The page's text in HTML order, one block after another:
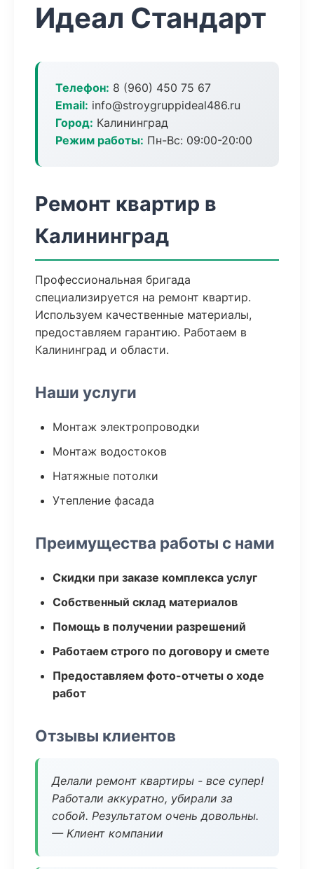
Идеал Стандарт
Телефон: 8 (960) 450 75 67
Email: info@stroygruppideal486.ru
Город: Калининград
Режим работы: Пн-Вс: 09:00-20:00
Ремонт квартир в
Калининград
Профессиональная бригада
специализируется на ремонт квартир.
Используем качественные материалы,
предоставляем гарантию. Работаем в
Калининград и области.
Наши услуги
Монтаж электропроводки
Монтаж водостоков
Натяжные потолки
Утепление фасада
Преимущества работы с нами
Скидки при заказе комплекса услуг
Собственный склад материалов
Помощь в получении разрешений
Работаем строго по договору и смете
Предоставляем фото-отчеты о ходе
работ
Отзывы клиентов
Делали ремонт квартиры - все супер!
Работали аккуратно, убирали за
собой. Результатом очень довольны.
— Клиент компании